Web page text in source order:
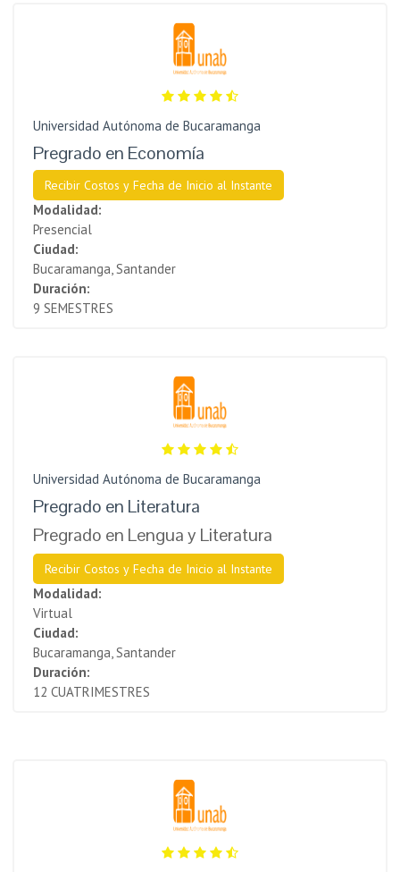
Universidad Autónoma de Bucaramanga
Pregrado en Economía
Recibir Costos y Fecha de Inicio al Instante
Modalidad:
Presencial
Ciudad:
Bucaramanga, Santander
Duración:
9 SEMESTRES
Universidad Autónoma de Bucaramanga
Pregrado en Literatura
Pregrado en Lengua y Literatura
Recibir Costos y Fecha de Inicio al Instante
Modalidad:
Virtual
Ciudad:
Bucaramanga, Santander
Duración:
12 CUATRIMESTRES